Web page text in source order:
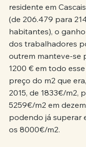
residente em
(de 206.479 para
habitantes), o
dos trabalhadores
outrem manteve-se
1200 € em todo
preço do m2 que
2015, de 1833€/m2,
5259€/m2 em
podendo já superar
os 8000€/m2.